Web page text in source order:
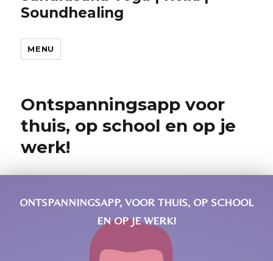
Soundhealing
MENU
Ontspanningsapp voor
thuis, op school en op je
werk!
ONTSPANNINGSAPP, VOOR THUIS, OP SCHOOL
EN OP JE WERK!